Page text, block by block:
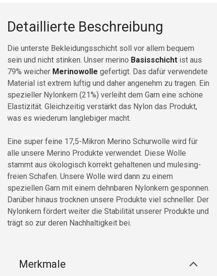
Detaillierte Beschreibung
Die unterste Bekleidungsschicht soll vor allem bequem
sein und nicht stinken. Unser merino Basisschicht ist aus
79% weicher Merinowolle gefertigt. Das dafür verwendete
Material ist extrem luftig und daher angenehm zu tragen. Ein
spezieller Nylonkern (21%) verleiht dem Garn eine schöne
Elastizität. Gleichzeitig verstärkt das Nylon das Produkt,
was es wiederum langlebiger macht.
Eine super feine 17,5-Mikron Merino Schurwolle wird für
alle unsere Merino Produkte verwendet. Diese Wolle
stammt aus ökologisch korrekt gehaltenen und mulesing-
freien Schafen. Unsere Wolle wird dann zu einem
speziellen Garn mit einem dehnbaren Nylonkern gesponnen.
Darüber hinaus trocknen unsere Produkte viel schneller. Der
Nylonkern fördert weiter die Stabilität unserer Produkte und
trägt so zur deren Nachhaltigkeit bei.
Merkmale